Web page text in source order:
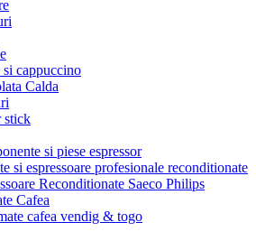
si cappuccino
Calda
stick
si piese espressor
si espressoare profesionale reconditionate
Reconditionate Saeco Philips
Cafea
cafea vendig & togo